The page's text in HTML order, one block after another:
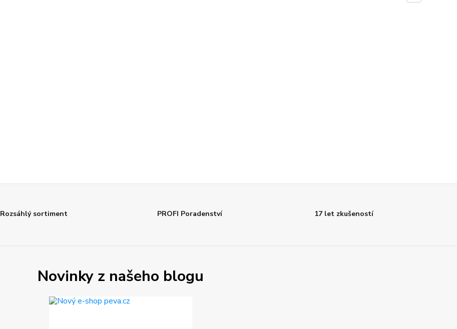
Rozsáhlý sortiment PROFI Poradenství 17 let zkušeností
Novinky z našeho blogu